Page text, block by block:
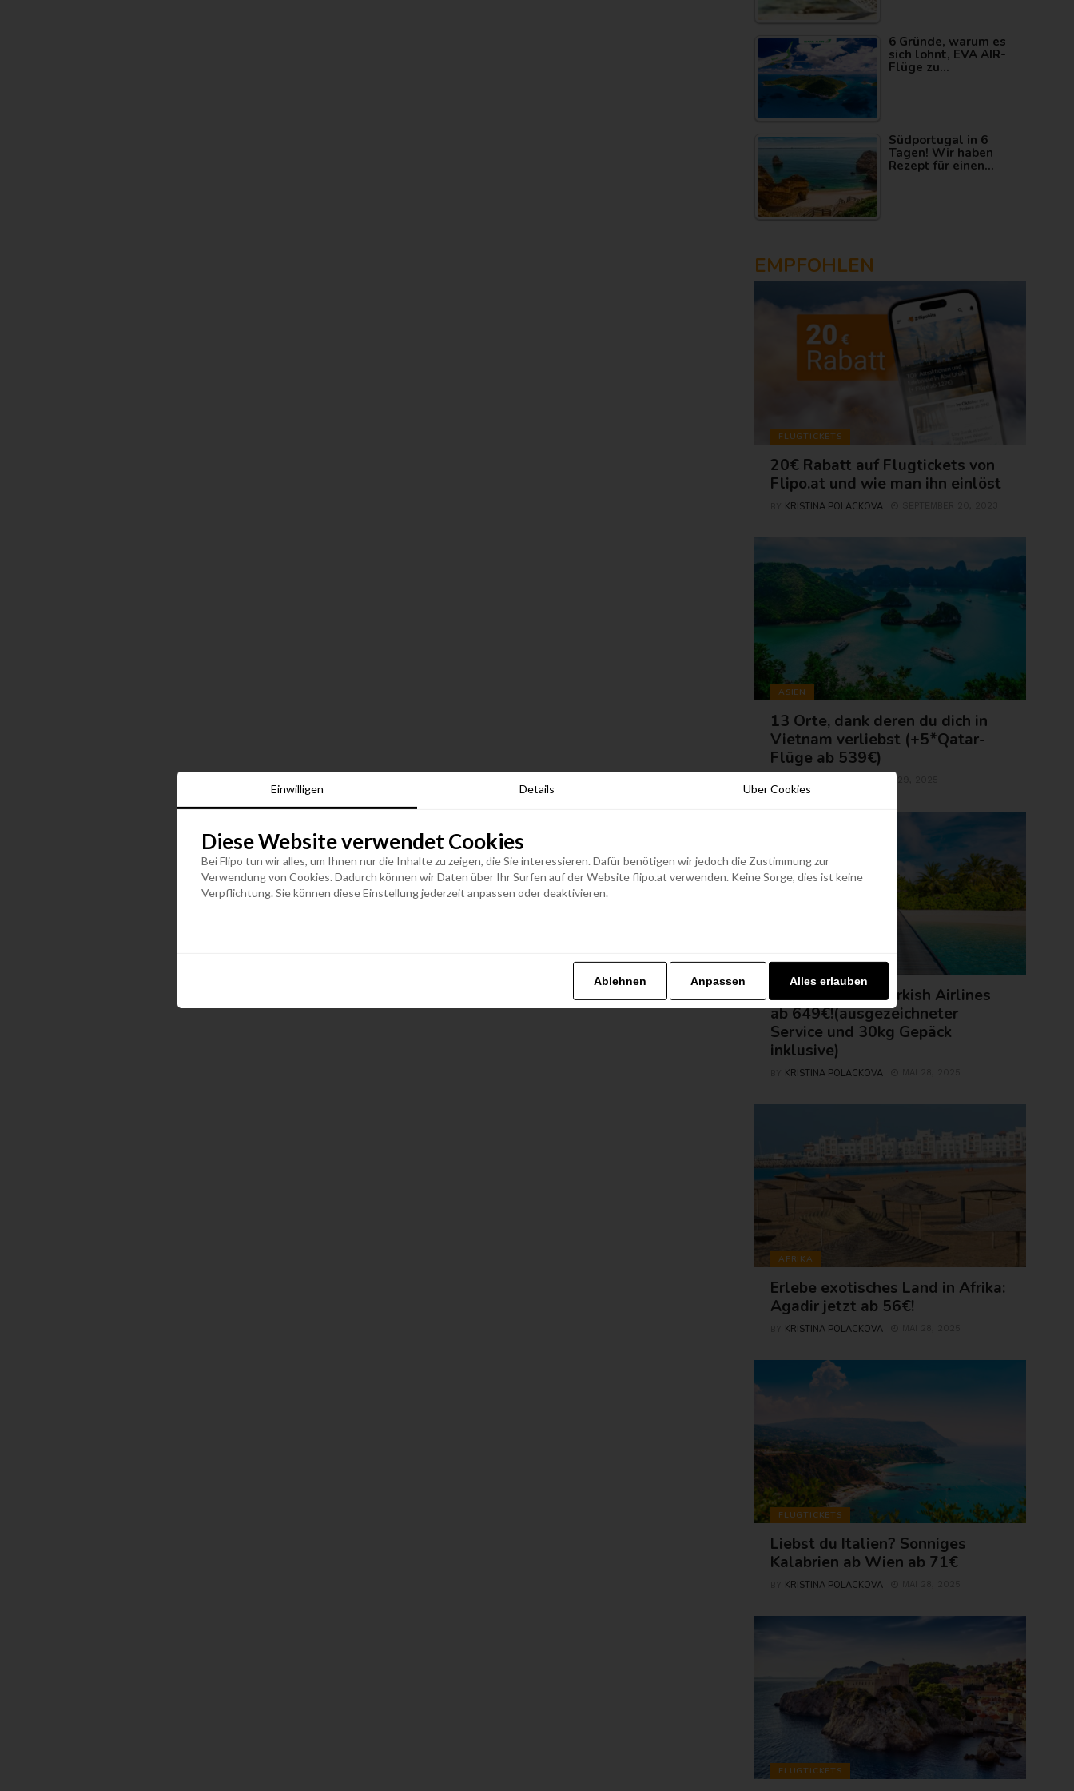
6 Gründe, warum es
sich lohnt, EVA AIR-
Flüge zu…
Südportugal in 6
Tagen! Wir haben
Rezept für einen…
EMPFOHLEN
FLUGTICKETS
20€ Rabatt auf Flugtickets von
Flipo.at und wie man ihn einlöst
KRISTINA POLACKOVA
ASIEN
13 Orte, dank deren du dich in
Vietnam verliebst (+5*Qatar-
Flüge ab 539€)
FLUGTICKETS
Malediven mit Turkish Airlines
ab 649€!(ausgezeichneter
Service und 30kg Gepäck
inklusive)
KRISTINA POLACKOVA
AFRIKA
Erlebe exotisches Land in Afrika:
Agadir jetzt ab 56€!
KRISTINA POLACKOVA
FLUGTICKETS
Liebst du Italien? Sonniges
Kalabrien ab Wien ab 71€
KRISTINA POLACKOVA
FLUGTICKETS
Einwilligen Details Über Cookies
Diese Website verwendet Cookies
Bei Flipo tun wir alles, um Ihnen nur die Inhalte zu zeigen, die Sie interessieren. Dafür benötigen wir jedoch die Zustimmung zur
Verwendung von Cookies. Dadurch können wir Daten über Ihr Surfen auf der Website flipo.at verwenden. Keine Sorge, dies ist keine
Verpflichtung. Sie können diese Einstellung jederzeit anpassen oder deaktivieren.
Ablehnen Anpassen Alles erlauben